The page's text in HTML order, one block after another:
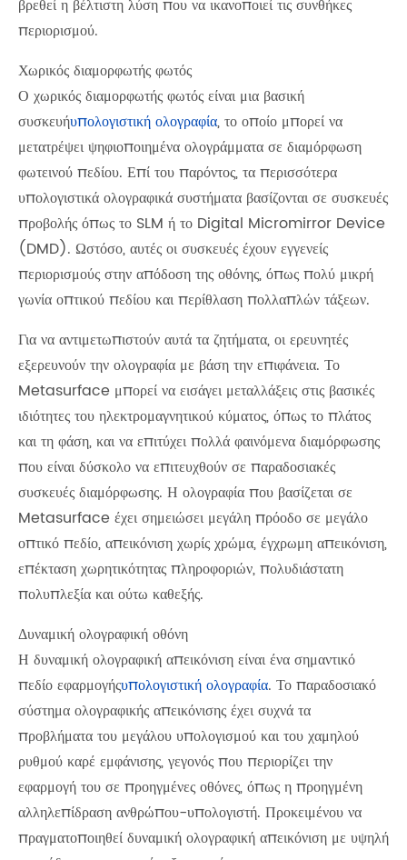
βρεθεί η βέλτιστη λύση που να ικανοποιεί τις συνθήκες
περιορισμού.
Χωρικός διαμορφωτής φωτός
Ο χωρικός διαμορφωτής φωτός είναι μια βασική
συσκευήυπολογιστική ολογραφία, το οποίο μπορεί να
μετατρέψει ψηφιοποιημένα ολογράμματα σε διαμόρφωση
φωτεινού πεδίου. Επί του παρόντος, τα περισσότερα
υπολογιστικά ολογραφικά συστήματα βασίζονται σε συσκευές
προβολής όπως το SLM ή το Digital Micromirror Device
(DMD). Ωστόσο, αυτές οι συσκευές έχουν εγγενείς
περιορισμούς στην απόδοση της οθόνης, όπως πολύ μικρή
γωνία οπτικού πεδίου και περίθλαση πολλαπλών τάξεων.
Για να αντιμετωπιστούν αυτά τα ζητήματα, οι ερευνητές
εξερευνούν την ολογραφία με βάση την επιφάνεια. Το
Metasurface μπορεί να εισάγει μεταλλάξεις στις βασικές
ιδιότητες του ηλεκτρομαγνητικού κύματος, όπως το πλάτος
και τη φάση, και να επιτύχει πολλά φαινόμενα διαμόρφωσης
που είναι δύσκολο να επιτευχθούν σε παραδοσιακές
συσκευές διαμόρφωσης. Η ολογραφία που βασίζεται σε
Metasurface έχει σημειώσει μεγάλη πρόοδο σε μεγάλο
οπτικό πεδίο, απεικόνιση χωρίς χρώμα, έγχρωμη απεικόνιση,
επέκταση χωρητικότητας πληροφοριών, πολυδιάστατη
πολυπλεξία και ούτω καθεξής.
Δυναμική ολογραφική οθόνη
Η δυναμική ολογραφική απεικόνιση είναι ένα σημαντικό
πεδίο εφαρμογήςυπολογιστική ολογραφία. Το παραδοσιακό
σύστημα ολογραφικής απεικόνισης έχει συχνά τα
προβλήματα του μεγάλου υπολογισμού και του χαμηλού
ρυθμού καρέ εμφάνισης, γεγονός που περιορίζει την
εφαρμογή του σε προηγμένες οθόνες, όπως η προηγμένη
αλληλεπίδραση ανθρώπου-υπολογιστή. Προκειμένου να
πραγματοποιηθεί δυναμική ολογραφική απεικόνιση με υψηλή